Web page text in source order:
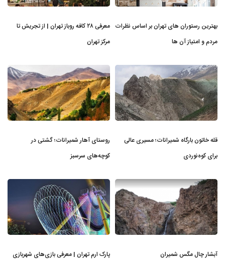
بهترین رستوران های تهران بر اساس نظرات
مردم و امتیاز آن ها
معرفی ۲۸ کافه روباز تهران | از تجریش تا
مرکز تهران
قله خاتون بارگاه شمیرانات؛ مسیری عالی
برای کوه‌نوردی
روستای آهار شمیرانات؛ گشتی در
کوچه‌های سرسبز
آبشار چال مگس شمیران
پارک ارم تهران | معرفی بازی‌های شهربازی